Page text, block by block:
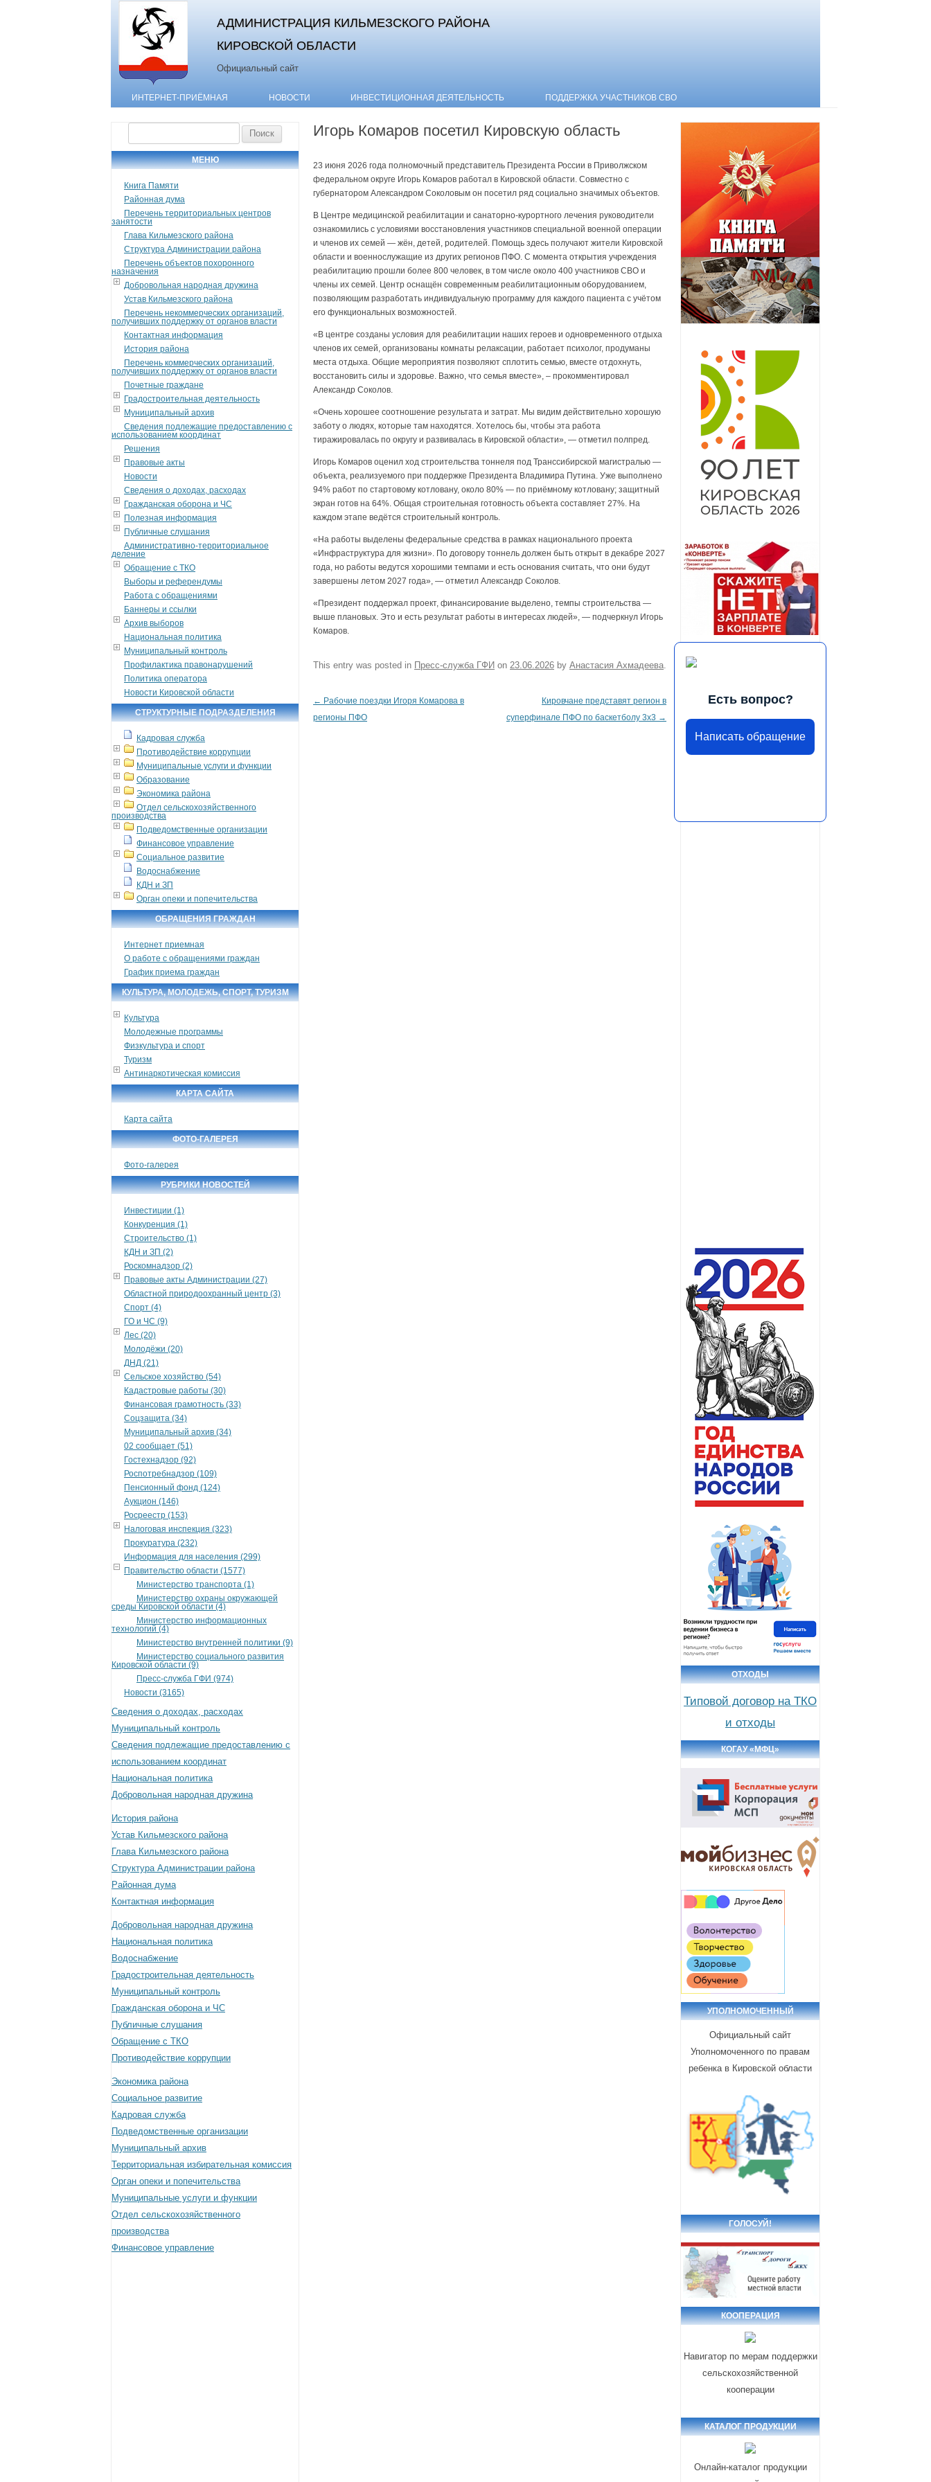
АДМИНИСТРАЦИЯ КИЛЬМЕЗСКОГО РАЙОНА
КИРОВСКОЙ ОБЛАСТИ
Официальный сайт
Skip to content
ИНТЕРНЕТ-ПРИЁМНАЯ НОВОСТИ ИНВЕСТИЦИОННАЯ ДЕЯТЕЛЬНОСТЬ ПОДДЕРЖКА УЧАСТНИКОВ СВО
МЕНЮ
Книга Памяти
Районная дума
Перечень территориальных центров
занятости
Глава Кильмезского района
Структура Администрации района
Перечень объектов похоронного
назначения
Добровольная народная дружина
Устав Кильмезского района
Перечень некоммерческих организаций,
получивших поддержку от органов власти
Контактная информация
История района
Перечень коммерческих организаций,
получивших поддержку от органов власти
Почетные граждане
Градостроительная деятельность
Муниципальный архив
Сведения подлежащие предоставлению с
использованием координат
Решения
Правовые акты
Новости
Сведения о доходах, расходах
Гражданская оборона и ЧС
Полезная информация
Публичные слушания
Административно-территориальное
деление
Обращение с ТКО
Выборы и референдумы
Работа с обращениями
Баннеры и ссылки
Архив выборов
Национальная политика
Муниципальный контроль
Профилактика правонарушений
Политика оператора
Новости Кировской области
СТРУКТУРНЫЕ ПОДРАЗДЕЛЕНИЯ
Кадровая служба
Противодействие коррупции
Муниципальные услуги и функции
Образование
Экономика района
Отдел сельскохозяйственного
производства
Подведомственные организации
Финансовое управление
Социальное развитие
Водоснабжение
КДН и ЗП
Орган опеки и попечительства
ОБРАЩЕНИЯ ГРАЖДАН
Интернет приемная
О работе с обращениями граждан
График приема граждан
КУЛЬТУРА, МОЛОДЕЖЬ, СПОРТ, ТУРИЗМ
Культура
Молодежные программы
Физкультура и спорт
Туризм
Антинаркотическая комиссия
КАРТА САЙТА
Карта сайта
ФОТО-ГАЛЕРЕЯ
Фото-галерея
РУБРИКИ НОВОСТЕЙ
Инвестиции (1)
Конкуренция (1)
Строительство (1)
КДН и ЗП (2)
Роскомнадзор (2)
Правовые акты Администрации (27)
Областной природоохранный центр (3)
Спорт (4)
ГО и ЧС (9)
Лес (20)
Молодёжи (20)
ДНД (21)
Сельское хозяйство (54)
Кадастровые работы (30)
Финансовая грамотность (33)
Соцзащита (34)
Муниципальный архив (34)
02 сообщает (51)
Гостехнадзор (92)
Роспотребнадзор (109)
Пенсионный фонд (124)
Аукцион (146)
Росреестр (153)
Налоговая инспекция (323)
Прокуратура (232)
Информация для населения (299)
Правительство области (1577)
Министерство транспорта (1)
Министерство охраны окружающей
среды Кировской области (4)
Министерство информационных
технологий (4)
Министерство внутренней политики (9)
Министерство социального развития
Кировской области (9)
Пресс-служба ГФИ (974)
Новости (3165)
Сведения о доходах, расходах
Муниципальный контроль
Сведения подлежащие предоставлению с
использованием координат
Национальная политика
Добровольная народная дружина
История района
Устав Кильмезского района
Глава Кильмезского района
Структура Администрации района
Районная дума
Контактная информация
Добровольная народная дружина
Национальная политика
Водоснабжение
Градостроительная деятельность
Муниципальный контроль
Гражданская оборона и ЧС
Публичные слушания
Обращение с ТКО
Противодействие коррупции
Экономика района
Социальное развитие
Кадровая служба
Подведомственные организации
Муниципальный архив
Территориальная избирательная комиссия
Орган опеки и попечительства
Муниципальные услуги и функции
Отдел сельскохозяйственного
производства
Финансовое управление
Игорь Комаров посетил Кировскую область
23 июня 2026 года полномочный представитель Президента России в Приволжском
федеральном округе Игорь Комаров работал в Кировской области. Совместно с
губернатором Александром Соколовым он посетил ряд социально значимых объектов.
В Центре медицинской реабилитации и санаторно-курортного лечения руководители
ознакомились с условиями восстановления участников специальной военной операции
и членов их семей — жён, детей, родителей. Помощь здесь получают жители Кировской
области и военнослужащие из других регионов ПФО. С момента открытия учреждения
реабилитацию прошли более 800 человек, в том числе около 400 участников СВО и
члены их семей. Центр оснащён современным реабилитационным оборудованием,
позволяющим разработать индивидуальную программу для каждого пациента с учётом
его функциональных возможностей.
«В центре созданы условия для реабилитации наших героев и одновременного отдыха
членов их семей, организованы комнаты релаксации, работает психолог, продуманы
места отдыха. Общие мероприятия позволяют сплотить семью, вместе отдохнуть,
восстановить силы и здоровье. Важно, что семья вместе», – прокомментировал
Александр Соколов.
«Очень хорошее соотношение результата и затрат. Мы видим действительно хорошую
заботу о людях, которые там находятся. Хотелось бы, чтобы эта работа
тиражировалась по округу и развивалась в Кировской области», — отметил полпред.
Игорь Комаров оценил ход строительства тоннеля под Транссибирской магистралью —
объекта, реализуемого при поддержке Президента Владимира Путина. Уже выполнено
94% работ по стартовому котловану, около 80% — по приёмному котловану; защитный
экран готов на 64%. Общая строительная готовность объекта составляет 27%. На
каждом этапе ведётся строительный контроль.
«На работы выделены федеральные средства в рамках национального проекта
«Инфраструктура для жизни». По договору тоннель должен быть открыт в декабре 2027
года, но работы ведутся хорошими темпами и есть основания считать, что они будут
завершены летом 2027 года», — отметил Александр Соколов.
«Президент поддержал проект, финансирование выделено, темпы строительства —
выше плановых. Это и есть результат работы в интересах людей», — подчеркнул Игорь
Комаров.
This entry was posted in Пресс-служба ГФИ on 23.06.2026 by Анастасия Ахмадеева
Post navigation
← Рабочие поездки Игоря Комарова в
регионы ПФО
Кировчане представят регион в
суперфинале ПФО по баскетболу 3х3 →
Есть вопрос?
Написать обращение
ОТХОДЫ
Типовой договор на ТКО
и отходы
КОГАУ «МФЦ»
УПОЛНОМОЧЕННЫЙ
Официальный сайт
Уполномоченного по правам
ребенка в Кировской области
ГОЛОСУЙ!
КООПЕРАЦИЯ
Навигатор по мерам поддержки
сельскохозяйственной
кооперации
КАТАЛОГ ПРОДУКЦИИ
Онлайн-каталог продукции